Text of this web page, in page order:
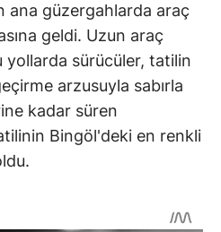
ana güzergahlarda araç
geldi. Uzun araç
yollarda sürücüler, tatilin
arzusuyla sabırla
kadar süren
Bingöl'deki en renkli